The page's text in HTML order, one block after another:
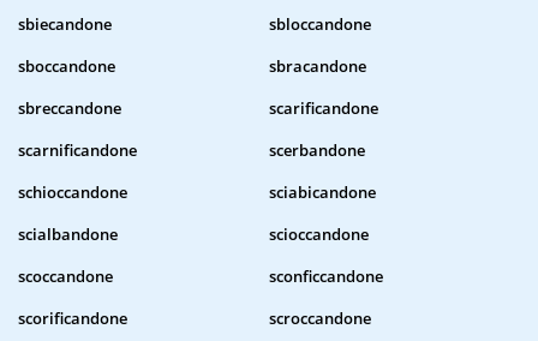
sbiecandone
sbloccandone
sboccandone
sbracandone
sbreccandone
scarificandone
scarnificandone
scerbandone
schioccandone
sciabicandone
scialbandone
scioccandone
scoccandone
sconficcandone
scorificandone
scroccandone